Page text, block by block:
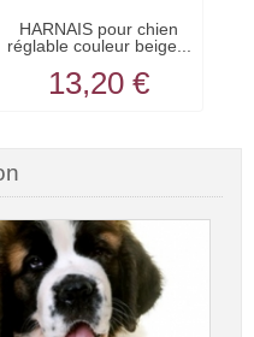
HARNAIS pour chien
réglable couleur beige...
13,20 €